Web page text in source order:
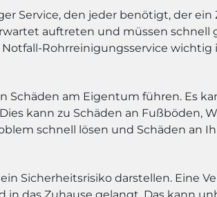
Service, den jeder benötigt, der
auftreten und müssen schnell
Rohrreinigungsservice wichtig
Schäden am Eigentum führen. Es
kann zu Schäden an Fußböden,
schnell lösen und Schäden an
Sicherheitsrisiko darstellen. Eine